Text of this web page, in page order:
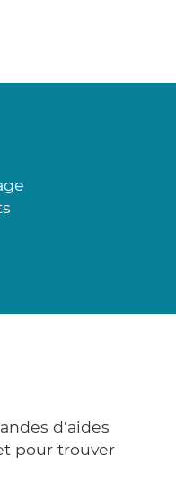
d'aides
pour trouver